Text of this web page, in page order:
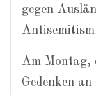
gegen
Am Montag,
Gedenken